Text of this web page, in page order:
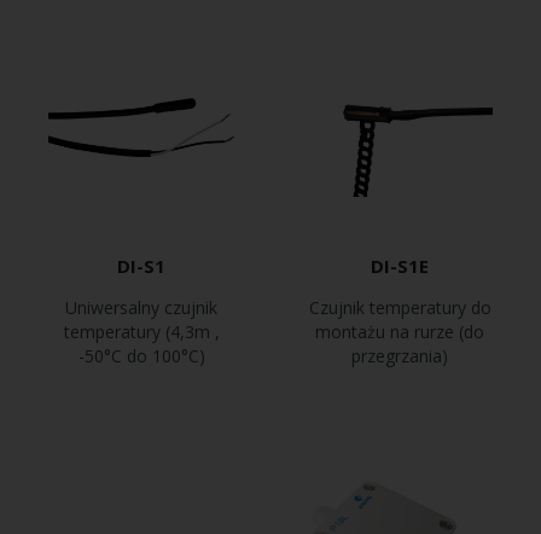
DI-S1
Uniwersalny czujnik
temperatury (4,3m ,
-50°C do 100°C)
DI-S1E
Czujnik temperatury do
montażu na rurze (do
przegrzania)